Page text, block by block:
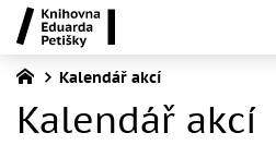
Kalendář akcí
Kalendář akcí